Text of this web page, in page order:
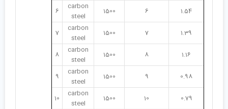
1.54
6
1500
carbon
steel
6
1.39
7
1500
carbon
steel
7
1.16
8
1500
carbon
steel
8
0.98
9
1500
carbon
steel
9
0.79
10
1500
carbon
steel
10